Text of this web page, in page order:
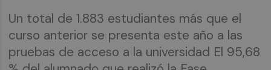
Un total de 1.883 estudiantes más que el
curso anterior se presenta este año a las
pruebas de acceso a la universidad El 95,68